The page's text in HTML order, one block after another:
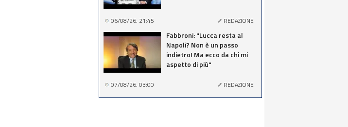
06/08/26, 21:45 REDAZIONE
Fabbroni: "Lucca resta al
Napoli? Non è un passo
indietro! Ma ecco da chi mi
aspetto di più"
07/08/26, 03:00 REDAZIONE